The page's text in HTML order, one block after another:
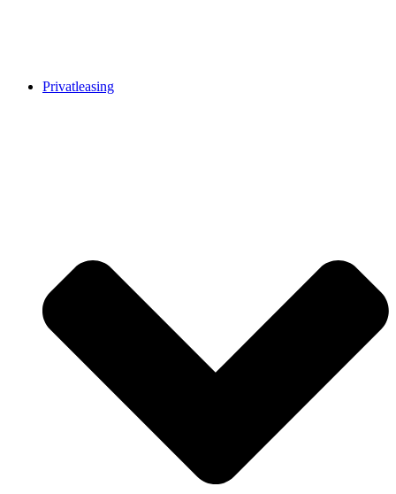
Privatleasing